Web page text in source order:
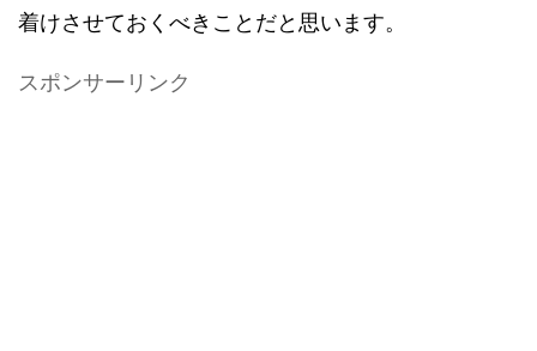
着けさせておくべきことだと思います。
スポンサーリンク